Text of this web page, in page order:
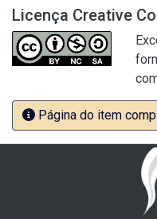
Licença Creative
Página do item